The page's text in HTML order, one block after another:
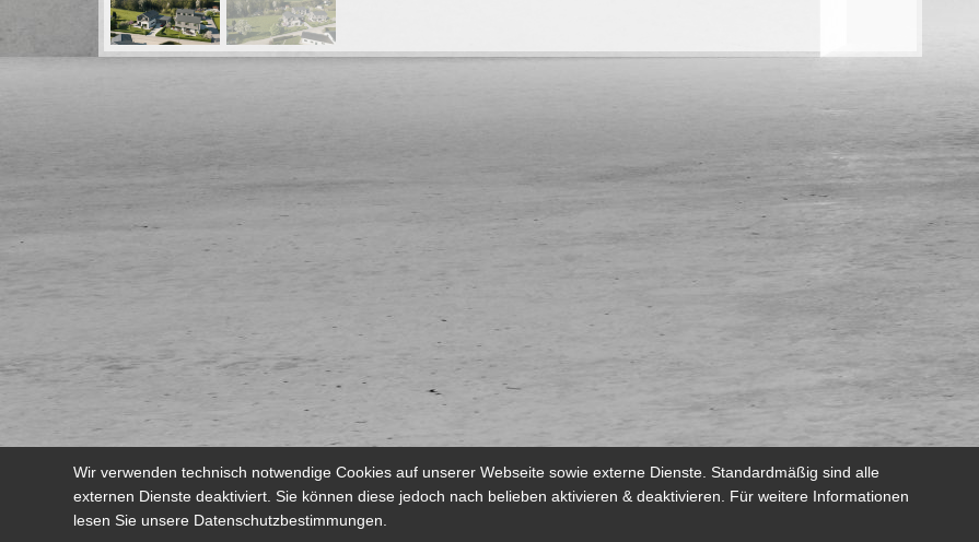
Wir verwenden technisch notwendige Cookies auf unserer Webseite sowie externe Dienste. Standardmäßig sind alle
externen Dienste deaktiviert. Sie können diese jedoch nach belieben aktivieren & deaktivieren. Für weitere Informationen
lesen Sie unsere Datenschutzbestimmungen.